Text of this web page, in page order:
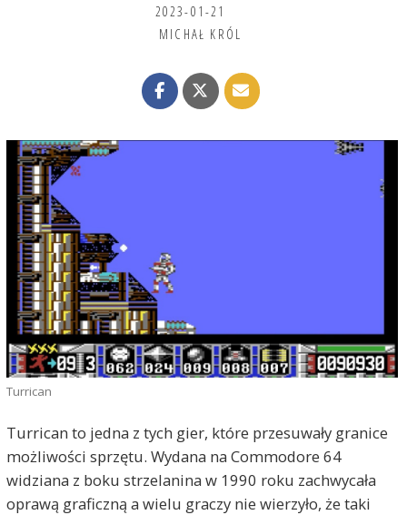
2023-01-21
MICHAŁ KRÓL
Turrican
Turrican to jedna z tych gier, które przesuwały granice
możliwości sprzętu. Wydana na Commodore 64
widziana z boku strzelanina w 1990 roku zachwycała
oprawą graficzną a wielu graczy nie wierzyło, że taki